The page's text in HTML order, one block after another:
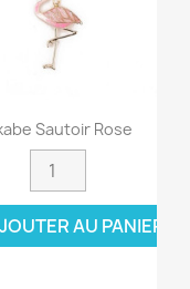
Sautoir Rose
AU PANIER